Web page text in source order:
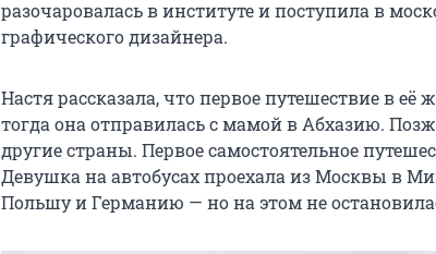
разочаровалась в институте и поступила в
графического дизайнера.
Настя рассказала, что первое путешествие в её
тогда она отправилась с мамой в Абхазию.
другие страны. Первое самостоятельное
Девушка на автобусах проехала из Москвы в
Польшу и Германию — но на этом не